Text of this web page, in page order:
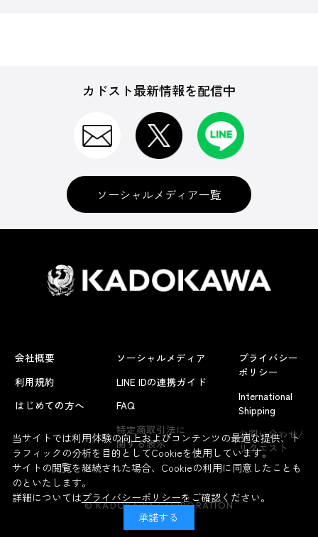
よくあるお問い合わせ
カドスト最新情報を配信中
ソーシャルメディア一覧
会社概要
利用規約
はじめての方へ
ソーシャルメディア
LINE IDの連携ガイド
FAQ
特定商取引法に
関する表示
プライバシー
ポリシー
International
Shipping
お問い合わせ/
リクエスト
© KADOKAWA CORPORATION
当サイトでは利用体験の向上およびコンテンツの最適な提供、ト
ラフィックの分析を目的としてCookieを使用しています。
サイトの閲覧を継続された場合、Cookieの利用に同意したことも
のといたします。
詳細についてはプライバシーポリシーをご確認ください。
承諾する